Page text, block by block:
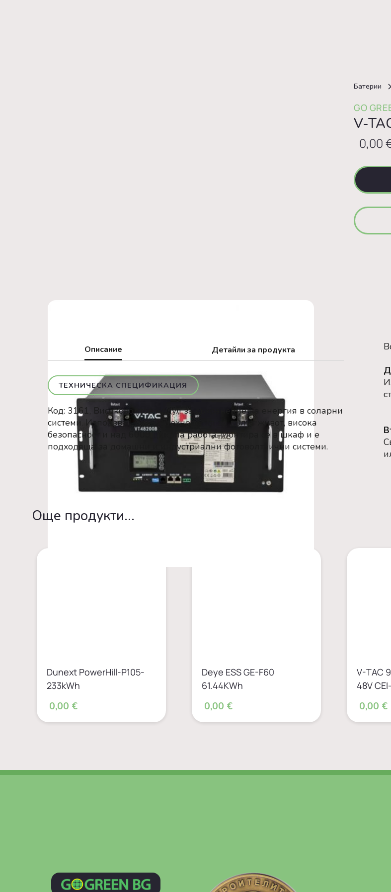
Батерии
GO
V-
0,00
Описание Детайли за продукта
ТЕХНИЧЕСКА СПЕЦИФИКАЦИЯ
Код: 3161, Високоволтов модул за съхранение на енергия в соларни
системи. Използва LiFePO4 технология за дълъг живот, висока
безопасност и над 6000 цикъла работа. Монтира се в шкаф и е
подходяща за домашни и индустриални фотоволтаични системи.
Oще продукти...
Dunext PowerHill-P105-
233kWh
0,00 €
Deye ESS GE-F60
61.44KWh
0,00 €
V-TAC
48V
0,00 €